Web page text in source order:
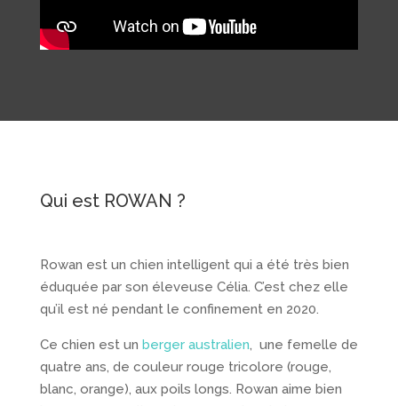
Qui est ROWAN ?
Rowan est un chien intelligent qui a été très bien
éduquée par son éleveuse Célia. C’est chez elle
qu’il est né pendant le confinement en 2020.
Ce chien est un berger australien, une femelle de
quatre ans, de couleur rouge tricolore (rouge,
blanc, orange), aux poils longs. Rowan aime bien